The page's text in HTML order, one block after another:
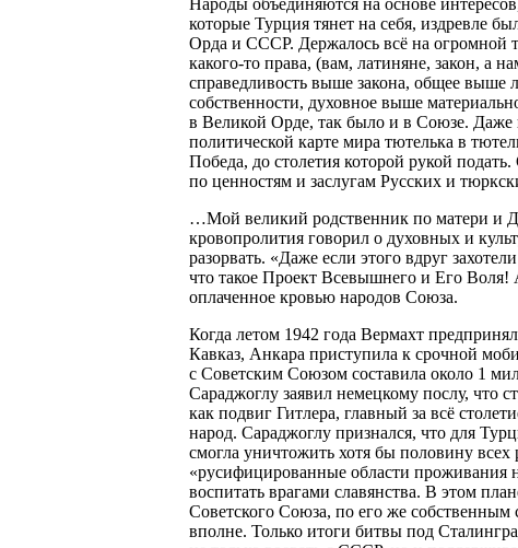
Народы объединяются на основе
которые Турция тянет на себя, издревле
Орда и СССР. Держалось всё на огромной
какого-то права, (вам, латиняне, закон,
справедливость выше закона, общее
собственности, духовное выше
в Великой Орде, так было и в Союзе. Даже
политической карте мира тютелька в
Победа, до столетия которой рукой
по ценностям и заслугам Русских и
…Мой великий родственник по матери и
кровопролития говорил о духовных и
разорвать. «Даже если этого вдруг
что такое Проект Всевышнего и Его
оплаченное кровью народов Союза.
Когда летом 1942 года Вермахт
Кавказ, Анкара приступила к срочной
с Советским Союзом составила около 1
Сараджоглу заявил немецкому послу, что
как подвиг Гитлера, главный за всё
народ. Сараджоглу признался, что для
смогла уничтожить хотя бы половину
«русифицированные области проживания
воспитать врагами славянства. В этом
Советского Союза, по его же собственным
вполне. Только итоги битвы под